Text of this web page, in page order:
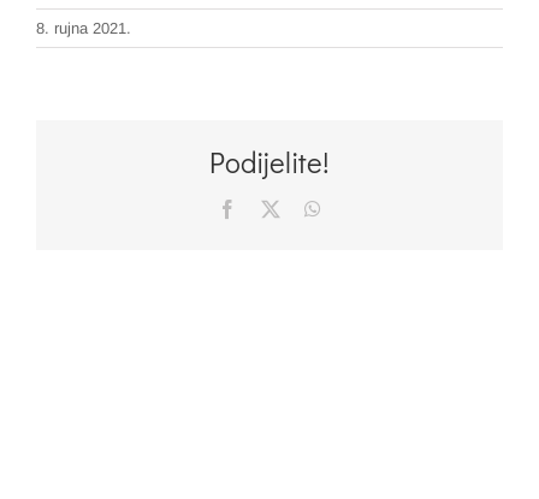
8. rujna 2021.
Podijelite!
Facebook